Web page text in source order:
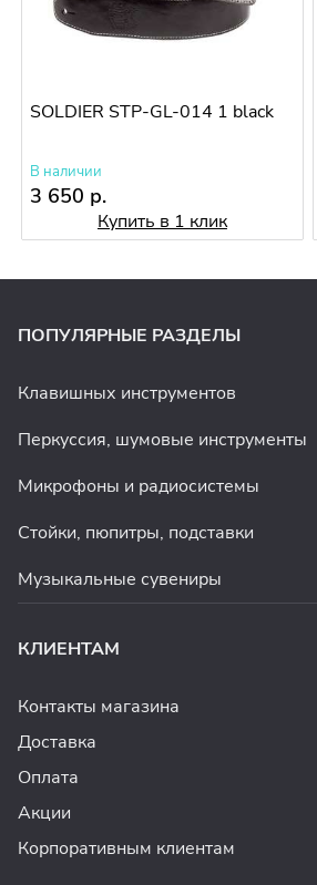
SOLDIER STP-GL-014 1 black
В наличии
3 650 р.
Купить в 1 клик
ПОПУЛЯРНЫЕ РАЗДЕЛЫ
Клавишных инструментов
Перкуссия, шумовые инструменты
Микрофоны и радиосистемы
Стойки, пюпитры, подставки
Музыкальные сувениры
КЛИЕНТАМ
Контакты магазина
Доставка
Оплата
Акции
Корпоративным клиентам